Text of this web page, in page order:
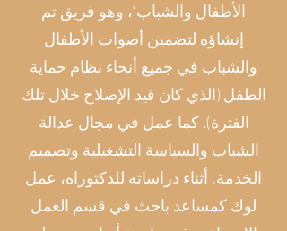
الأطفال والشباب"، وهو فريق تم
إنشاؤه لتضمين أصوات الأطفال
والشباب في جميع أنحاء نظام حماية
الطفل (الذي كان قيد الإصلاح خلال تلك
الفترة). كما عمل في مجال عدالة
الشباب والسياسة التشغيلية وتصميم
الخدمة. أثناء دراساته للدكتوراه، عمل
لوك كمساعد باحث في قسم العمل